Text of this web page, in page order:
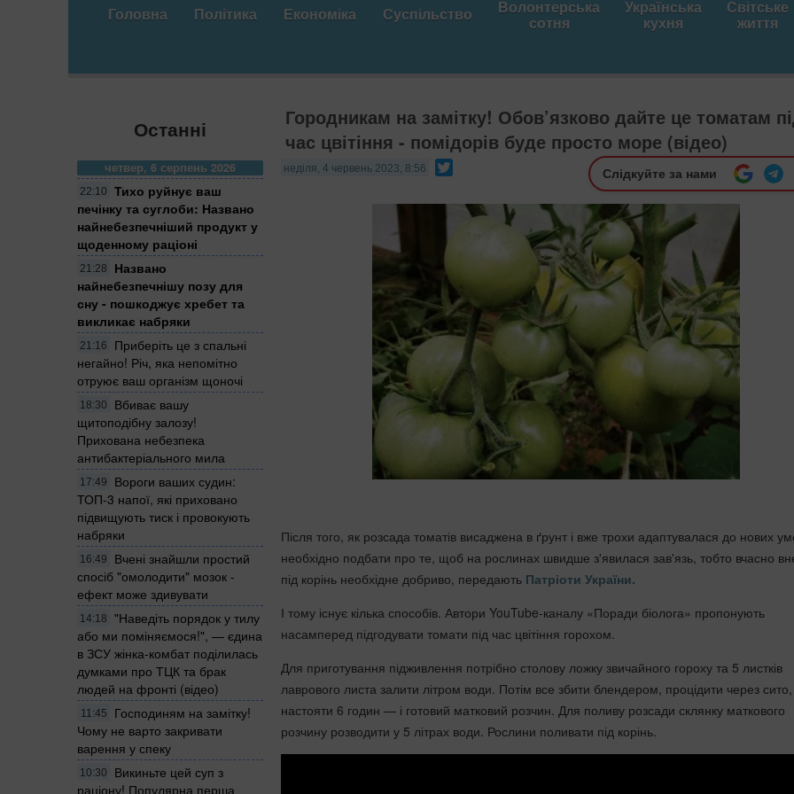
Головна Політика Економіка Суспільство Волонтерська
сотня
Українська
кухня
Світське
життя
Останні
четвер, 6 серпень 2026
22:10
Тихо руйнує ваш
печінку та суглоби: Названо
найнебезпечніший продукт у
щоденному раціоні
21:28
Названо
найнебезпечнішу позу для
сну - пошкоджує хребет та
викликає набряки
21:16
Приберіть це з спальні
негайно! Річ, яка непомітно
отруює ваш організм щоночі
18:30
Вбиває вашу
щитоподібну залозу!
Прихована небезпека
антибактеріального мила
17:49
Вороги ваших судин:
ТОП-3 напої, які приховано
підвищують тиск і провокують
набряки
16:49
Вчені знайшли простий
спосіб "омолодити" мозок -
ефект може здивувати
14:18
"Наведіть порядок у тилу
або ми поміняємося!", — єдина
в ЗСУ жінка-комбат поділилась
думками про ТЦК та брак
людей на фронті (відео)
11:45
Господиням на замітку!
Чому не варто закривати
варення у спеку
10:30
Викиньте цей суп з
раціону! Популярна перша
Городникам на замітку! Обов’язково дайте це томатам
час цвітіння - помідорів буде просто море (відео)
неділя, 4 червень 2023, 8:56 Слідкуйте за нами
Після того, як розсада томатів висаджена в ґрунт і вже трохи адаптувалася до нових
необхідно подбати про те, щоб на рослинах швидше з'явилася зав'язь, тобто вчасно
під корінь необхідне добриво, передають Патріоти України.
І тому існує кілька способів. Автори YouTube-каналу «Поради біолога» пропонують
насамперед підгодувати томати під час цвітіння горохом.
Для приготування підживлення потрібно столову ложку звичайного гороху та 5 листків
лаврового листа залити літром води. Потім все збити блендером, процідити через сито,
настояти 6 годин — і готовий матковий розчин. Для поливу розсади склянку маткового
розчину розводити у 5 літрах води. Рослини поливати під корінь.